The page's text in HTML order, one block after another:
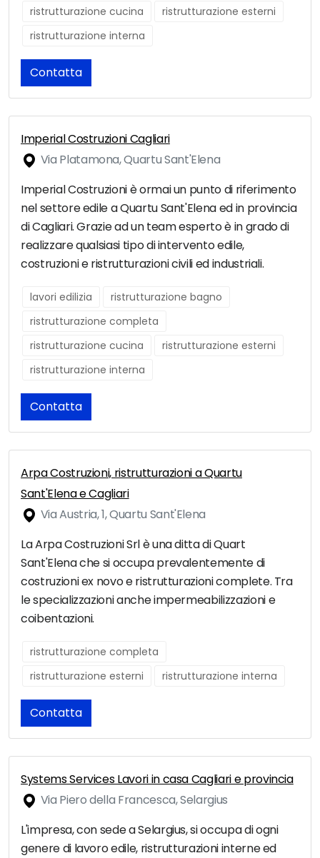
ristrutturazione cucina
ristrutturazione esterni
ristrutturazione interna
Contatta
Imperial Costruzioni Cagliari
Via Platamona, Quartu Sant'Elena
Imperial Costruzioni è ormai un punto di riferimento
nel settore edile a Quartu Sant'Elena ed in provincia
di Cagliari. Grazie ad un team esperto è in grado di
realizzare qualsiasi tipo di intervento edile,
costruzioni e ristrutturazioni civili ed industriali.
lavori edilizia
ristrutturazione bagno
ristrutturazione completa
ristrutturazione cucina
ristrutturazione esterni
ristrutturazione interna
Contatta
Arpa Costruzioni, ristrutturazioni a Quartu
Sant'Elena e Cagliari
Via Austria, 1, Quartu Sant'Elena
La Arpa Costruzioni Srl è una ditta di Quart
Sant'Elena che si occupa prevalentemente di
costruzioni ex novo e ristrutturazioni complete. Tra
le specializzazioni anche impermeabilizzazioni e
coibentazioni.
ristrutturazione completa
ristrutturazione esterni
ristrutturazione interna
Contatta
Systems Services Lavori in casa Cagliari e provincia
Via Piero della Francesca, Selargius
L'impresa, con sede a Selargius, si occupa di ogni
genere di lavoro edile, ristrutturazioni interne ed